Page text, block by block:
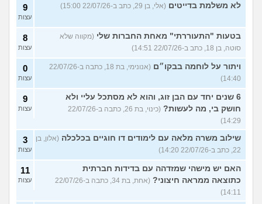
לא משלמת בדייטים (אלי, בן 29, כתב ב-22/07/26 15:00) 9
עצות
בטעות "התעוררתי" מאחת החברות שלי (מקווה שלא
סוטה, בן 18, כתב ב-22/07/26 14:51)
8
עצות
ויתור על לוחמה בבקו״ם
(אנונימי, בת 18, כתבה ב-22/07/26
14:40)
0
עצות
6 שנים יחד עם הבן זוג, והוא לא מסתכל עליי ולא
חושק בי, מה לעשות?
(כינוי, בת 26, כתבה ב-22/07/26
14:29)
9
עצות
שילוב משרה מלאה עם לימודים דו חוגיים בכלכלה (אלון, בן
22, כתב ב-22/07/26 14:20)
3
עצות
האם יש מישהי שמזדהה עם בדידות חברתית
כתוצאה ממראה חיצוני?
(אחת, בת 34, כתבה ב-22/07/26
14:11)
11
עצות